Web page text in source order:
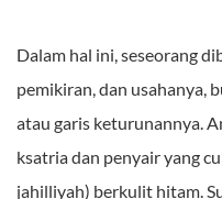
Dalam hal ini, seseorang
pemikiran, dan usahanya,
atau garis keturunannya.
ksatria dan penyair yang
jahilliyah) berkulit hitam.